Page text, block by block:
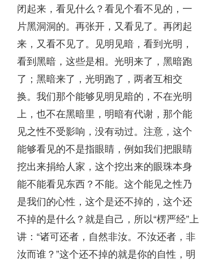
闭起来，看见什么？看见个看不见的，一
片黑洞洞的。再张开，又看见了。再闭起
来，又看不见了。见明见暗，看到光明，
看到黑暗，这些是相。光明来了，黑暗跑
了；黑暗来了，光明跑了，两者互相交
换。我们那个能够见明见暗的，不在光明
上，也不在黑暗里，明暗有代谢，那个能
见之性不受影响，没有动过。注意，这个
能够看见的不是指眼睛，例如我们把眼睛
挖出来捐给人家，这个挖出来的眼珠本身
能不能看见东西？不能。这个能见之性乃
是我们的心性，这个是还不掉的，这个还
不掉的是什么？就是自己，所以“楞严经”上
讲：“诸可还者，自然非汝。不汝还者，非
汝而谁？”这个还不掉的就是你的自性，明